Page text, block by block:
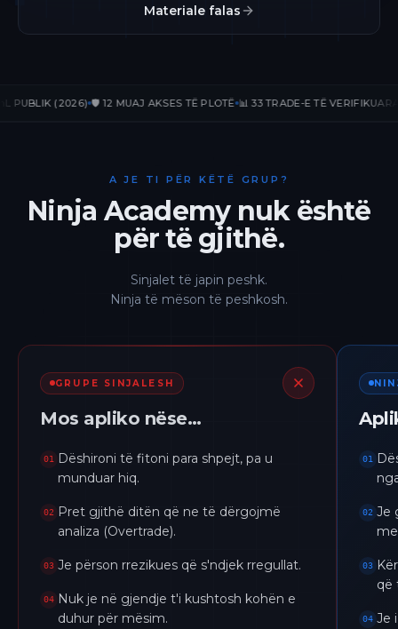
Materiale falas
(2026) 🛡️ 12 MUAJ AKSES TË PLOTË 📊 33 TRADE-E TË VERIFIKUARA 📈
A JE TI PËR KËTË GRUP?
Ninja Academy nuk është
për të gjithë.
Sinjalet të japin peshk.
Ninja të mëson të peshkosh.
GRUPE SINJALESH
Mos apliko nëse…
01
Dëshironi të fitoni para shpejt, pa u
munduar hiq.
02
Pret gjithë ditën që ne të dërgojmë
analiza (Overtrade).
03 Je përson rrezikues që s'ndjek rregullat.
04 Nuk je në gjendje t'i kushtosh kohën e
duhur për mësim.
01
02 Je
03
që
04 Je